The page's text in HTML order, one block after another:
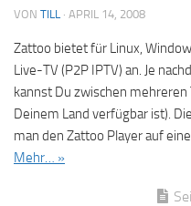
VON TILL · APRIL 14, 2008
Zattoo bietet für Linux,
Live-TV (P2P IPTV) an. Je
kannst Du zwischen
Deinem Land verfügbar ist).
man den Zattoo Player auf
Mehr… »